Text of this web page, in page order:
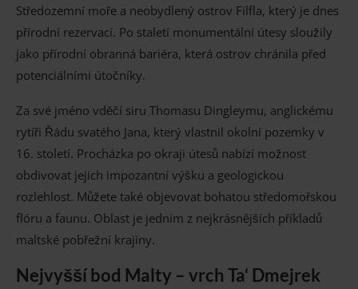
Středozemní moře a neobydlený ostrov Filfla, který je dnes
přírodní rezervací. Po staletí monumentální útesy sloužily
jako přírodní obranná bariéra, která ostrov chránila před
potenciálními útočníky.
Za své jméno vděčí siru Thomasu Dingleymu, anglickému
rytíři Řádu svatého Jana, který vlastnil okolní pozemky v
16. století. Procházka po okraji útesů nabízí možnost
obdivovat jejich impozantní výšku a geologickou
rozlehlost. Můžete také objevovat bohatou středomořskou
flóru a faunu. Oblast je jedním z nejkrásnějších příkladů
maltské pobřežní krajiny.
Nejvyšší bod Malty – vrch Ta‘ Dmejrek